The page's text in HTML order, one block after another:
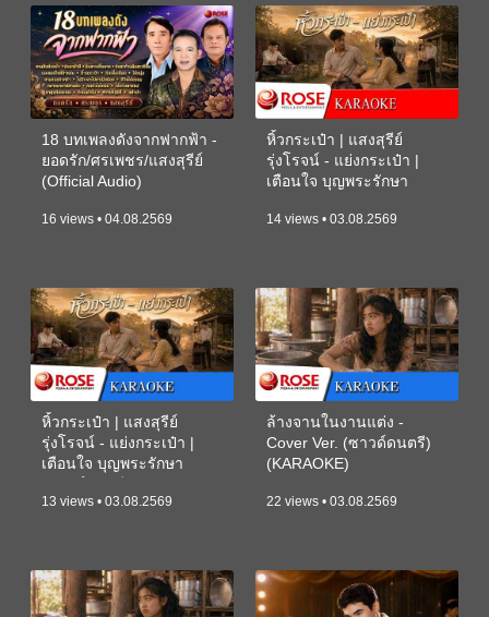
18 บทเพลงดังจากฟากฟ้า -
ยอดรัก/ศรเพชร/แสงสุรีย์
(Official Audio)
16 views • 04.08.2569
หิ้วกระเป๋า | แสงสุรีย์
รุ่งโรจน์ - แย่งกระเป๋า |
เตือนใจ บุญพระรักษา
14 views • 03.08.2569
หิ้วกระเป๋า | แสงสุรีย์
รุ่งโรจน์ - แย่งกระเป๋า |
เตือนใจ บุญพระรักษา
13 views • 03.08.2569
ล้างจานในงานแต่ง -
Cover Ver. (ซาวด์ดนตรี)
(KARAOKE)
22 views • 03.08.2569